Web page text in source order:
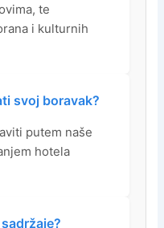
te
i kulturnih
svoj boravak?
putem naše
hotela